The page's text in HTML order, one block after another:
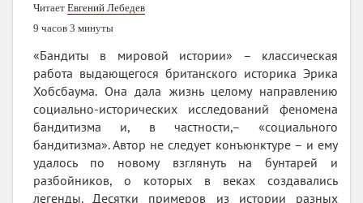
Читает Евгений Лебедев
9 часов 3 минуты
«Бандиты в мировой истории» – классическая
работа выдающегося британского историка Эрика
Хобсбаума. Она дала жизнь целому направлению
социально-исторических исследований феномена
бандитизма и, в частности,– «социального
бандитизма». Автор не следует конъюнктуре – и ему
удалось по новому взглянуть на бунтарей и
разбойников, о которых в веках создавались
легенды. Десятки примеров из истории разных